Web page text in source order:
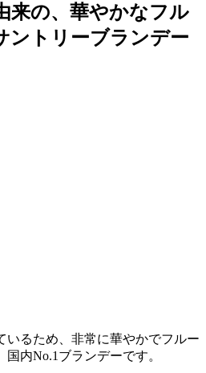
来の、華やかなフル
ントリーブランデー
いるため、非常に華やかでフルー
内No.1ブランデーです。